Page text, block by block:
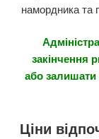
намордника та
закінчення
або залишати
Ціни